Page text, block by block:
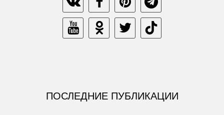
ПОСЛЕДНИЕ ПУБЛИКАЦИИ